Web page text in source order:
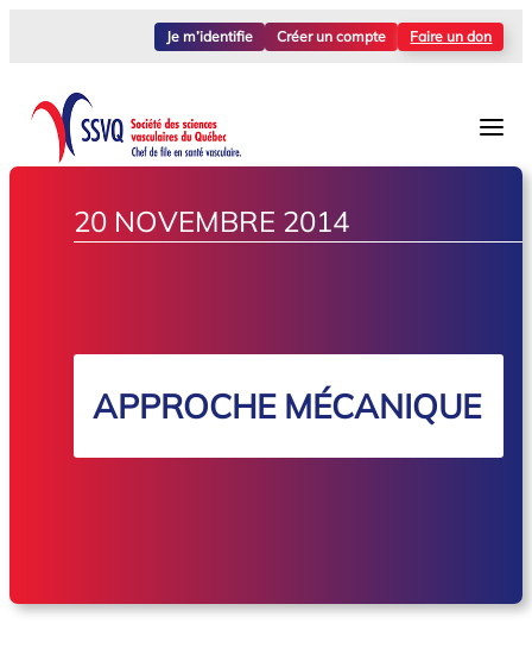
Je m’identifie Créer un compte Faire un don
20 NOVEMBRE 2014
APPROCHE MÉCANIQUE